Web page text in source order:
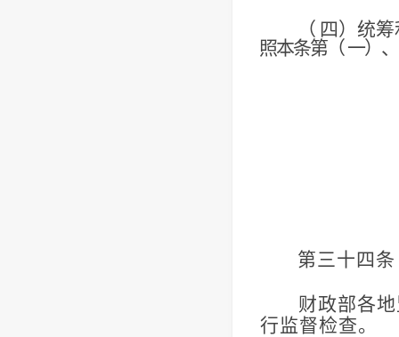
（ 四）统
照本条第（ 一）
第三十四条
财政部各
行监督检查。